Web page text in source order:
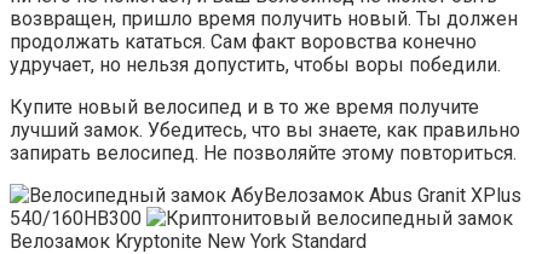
возвращен, пришло время получить новый. Ты должен
продолжать кататься. Сам факт воровства конечно
удручает, но нельзя допустить, чтобы воры победили.
Купите новый велосипед и в то же время получите
лучший замок. Убедитесь, что вы знаете, как правильно
запирать велосипед. Не позволяйте этому повториться.
Велозамок Abus Granit XPlus
540/160HB300
Велозамок Kryptonite New York Standard